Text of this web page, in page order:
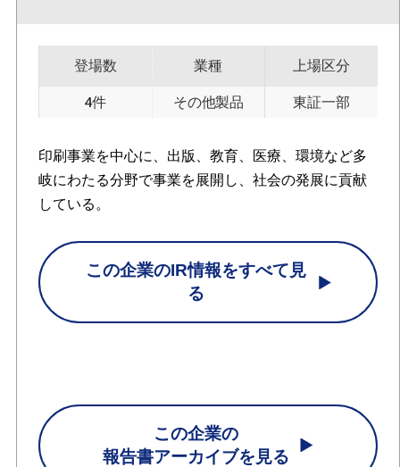
登場数
4件
業種
その他製品
上場区分
東証一部
印刷事業を中心に、出版、教育、医療、環境など多
岐にわたる分野で事業を展開し、社会の発展に貢献
している。
この企業のIR情報をすべて見
る
この企業の
報告書アーカイブを見る